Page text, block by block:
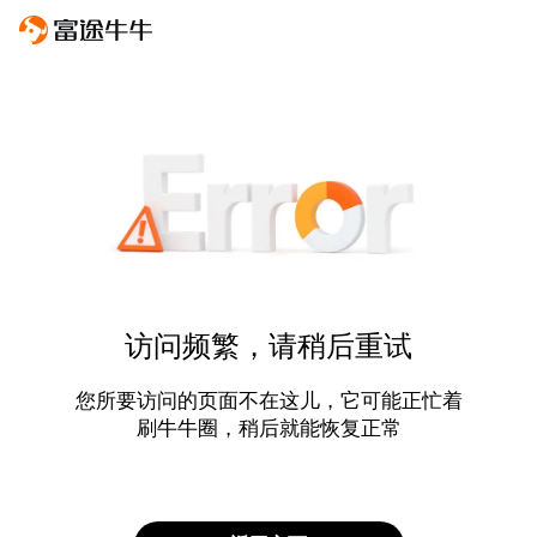
访问频繁，请稍后重试
您所要访问的页面不在这儿，它可能正忙着
刷牛牛圈，稍后就能恢复正常